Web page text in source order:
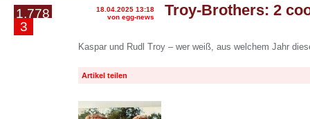
1.778
3
18.04.2025 13:18
von egg-news
Troy-Brothers: 2
Kaspar und Rudl Troy – wer weiß, aus welchem Jahr
Artikel teilen